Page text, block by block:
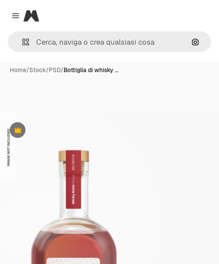
Close menu
Magnific
Cerca
Home/Stock/PSD/Bottiglia di whisky …
Premium